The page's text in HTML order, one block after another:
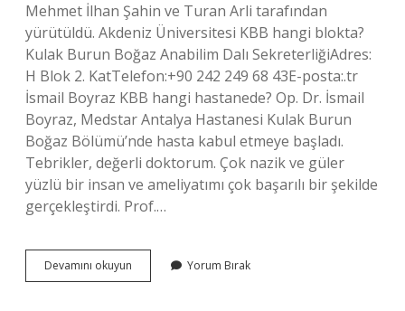
Mehmet İlhan Şahin ve Turan Arli tarafından
yürütüldü. Akdeniz Üniversitesi KBB hangi blokta?
Kulak Burun Boğaz Anabilim Dalı SekreterliğiAdres:
H Blok 2. KatTelefon:+90 242 249 68 43E-posta:.tr
İsmail Boyraz KBB hangi hastanede? Op. Dr. İsmail
Boyraz, Medstar Antalya Hastanesi Kulak Burun
Boğaz Bölümü’nde hasta kabul etmeye başladı.
Tebrikler, değerli doktorum. Çok nazik ve güler
yüzlü bir insan ve ameliyatımı çok başarılı bir şekilde
gerçekleştirdi. Prof.…
Devamını okuyun
Külahlı
Yorum Bırak